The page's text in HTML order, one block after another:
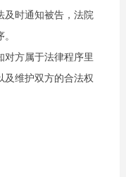
及时通知被告，法院
对方属于法律程序里
及维护双方的合法权